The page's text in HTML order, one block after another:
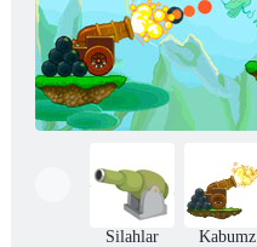
Silahlar Kabumz